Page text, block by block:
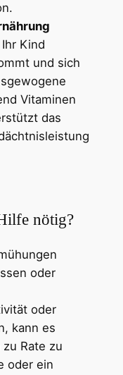
Kind
und sich
Vitaminen
das
nötig?
oder
oder
kann es
Rate zu
oder ein